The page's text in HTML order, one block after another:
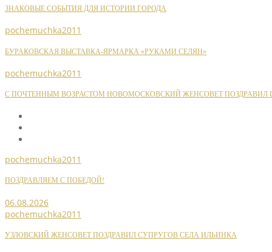
ЗНАКОВЫЕ СОБЫТИЯ ДЛЯ ИСТОРИИ ГОРОДА
pochemuchka2011
БУРАКОВСКАЯ ВЫСТАВКА-ЯРМАРКА «РУКАМИ СЕЛЯН»
pochemuchka2011
С ПОЧТЕННЫМ ВОЗРАСТОМ НОВОМОСКОВСКИЙ ЖЕНСОВЕТ ПОЗДРАВИЛ
pochemuchka2011
ПОЗДРАВЛЯЕМ С ПОБЕДОЙ!
06.08.2026
pochemuchka2011
УЗЛОВСКИЙ ЖЕНСОВЕТ ПОЗДРАВИЛ СУПРУГОВ СЕЛА ИЛЬИНКА